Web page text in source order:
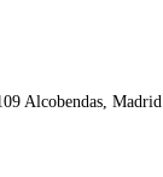
Alcobendas, Madrid